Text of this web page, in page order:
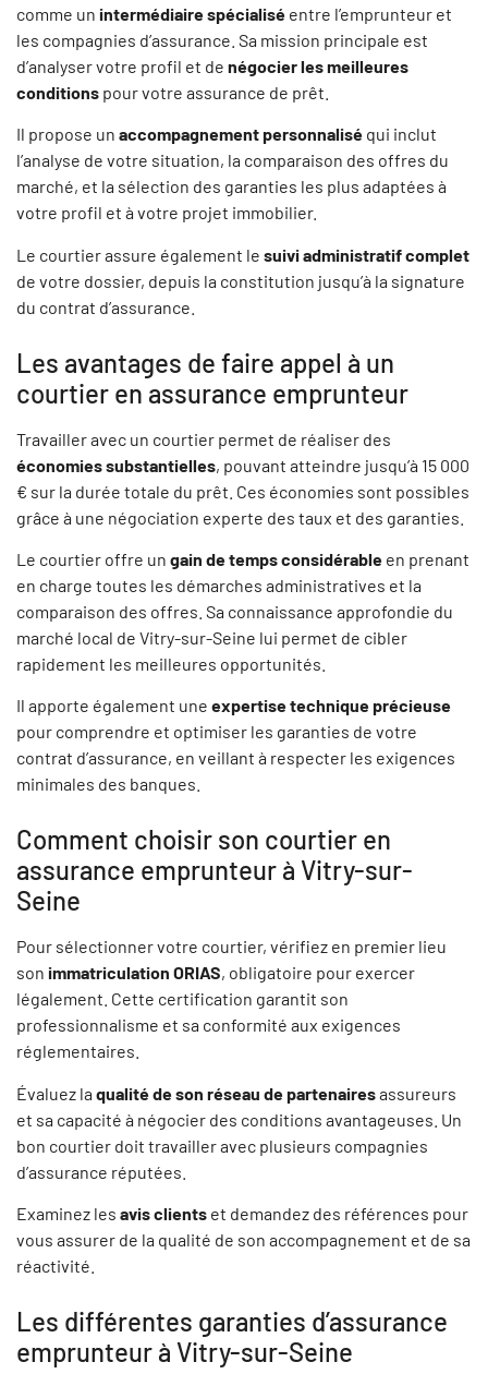
comme un intermédiaire spécialisé entre l’emprunteur et
les compagnies d’assurance. Sa mission principale est
d’analyser votre profil et de négocier les meilleures
conditions pour votre assurance de prêt.
Il propose un accompagnement personnalisé qui inclut
l’analyse de votre situation, la comparaison des offres du
marché, et la sélection des garanties les plus adaptées à
votre profil et à votre projet immobilier.
Le courtier assure également le suivi administratif complet
de votre dossier, depuis la constitution jusqu’à la signature
du contrat d’assurance.
Les avantages de faire appel à un
courtier en assurance emprunteur
Travailler avec un courtier permet de réaliser des
économies substantielles, pouvant atteindre jusqu’à 15 000
€ sur la durée totale du prêt. Ces économies sont possibles
grâce à une négociation experte des taux et des garanties.
Le courtier offre un gain de temps considérable en prenant
en charge toutes les démarches administratives et la
comparaison des offres. Sa connaissance approfondie du
marché local de Vitry-sur-Seine lui permet de cibler
rapidement les meilleures opportunités.
Il apporte également une expertise technique précieuse
pour comprendre et optimiser les garanties de votre
contrat d’assurance, en veillant à respecter les exigences
minimales des banques.
Comment choisir son courtier en
assurance emprunteur à Vitry-sur-
Seine
Pour sélectionner votre courtier, vérifiez en premier lieu
son immatriculation ORIAS, obligatoire pour exercer
légalement. Cette certification garantit son
professionnalisme et sa conformité aux exigences
réglementaires.
Évaluez la qualité de son réseau de partenairesassureurs
et sa capacité à négocier des conditions avantageuses. Un
bon courtier doit travailler avec plusieurs compagnies
d’assurance réputées.
Examinez les avis clients et demandez des références pour
vous assurer de la qualité de son accompagnement et de sa
réactivité.
Les différentes garanties d’assurance
emprunteur à Vitry-sur-Seine